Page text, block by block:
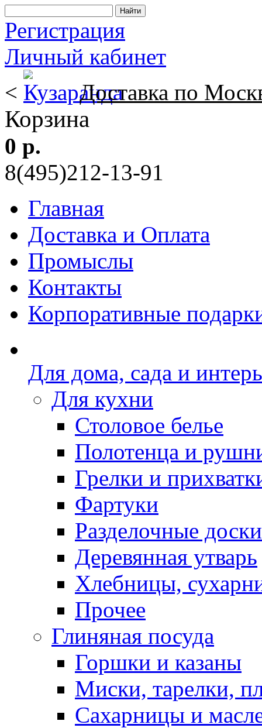
Регистрация
Личный кабинет
<
Доставка по
Корзина
0 р.
8(495)212-13-91
Главная
Доставка и Оплата
Промыслы
Контакты
Корпоративные
Для дома, сада и
Для кухни
Столовое белье
Полотенца и
Грелки и
Фартуки
Разделочные доски
Деревянная утварь
Хлебницы,
Прочее
Глиняная посуда
Горшки и казаны
Миски, тарелки,
Сахарницы и